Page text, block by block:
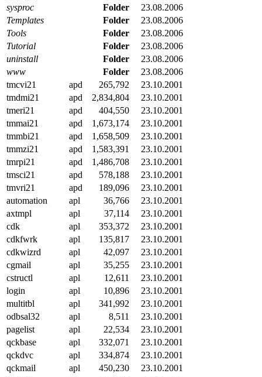
sysproc
Folder
23.08.2006
Templates
Folder
23.08.2006
Tools
Folder
23.08.2006
Tutorial
Folder
23.08.2006
uninstall
Folder
23.08.2006
www
Folder
23.08.2006
tmcvi21
apd 265,792
23.10.2001
tmdmi21
apd 2,834,804
23.10.2001
tmeri21
apd 404,550
23.10.2001
tmmai21
apd 1,673,174
23.10.2001
tmmbi21
apd 1,658,509
23.10.2001
tmmzi21
apd 1,583,391
23.10.2001
tmrpi21
apd 1,486,708
23.10.2001
tmsci21
apd 578,188
23.10.2001
tmvri21
apd 189,096
23.10.2001
automation
apl 36,766
23.10.2001
axtmpl
apl 37,114
23.10.2001
cdk
apl 353,372
23.10.2001
cdkfwrk
apl 135,817
23.10.2001
cdkwizrd
apl 42,097
23.10.2001
cgmail
apl 35,255
23.10.2001
cstructl
apl 12,611
23.10.2001
login
apl 10,896
23.10.2001
multitbl
apl 341,992
23.10.2001
odbsal32
apl 8,511
23.10.2001
pagelist
apl 22,534
23.10.2001
qckbase
apl 332,071
23.10.2001
qckdvc
apl 334,874
23.10.2001
qckmail
apl 450,230
23.10.2001